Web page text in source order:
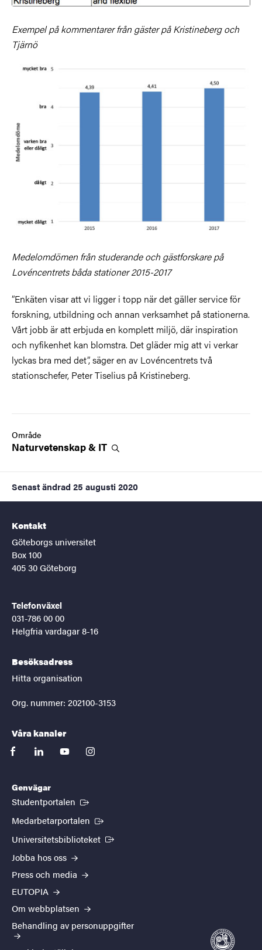
Exempel på kommentarer från gäster på Kristineberg och
Tjärnö
Medelomdömen från studerande och gästforskare på
Lovéncentrets båda stationer 2015-2017
”Enkäten visar att vi ligger i topp när det gäller service för
forskning, utbildning och annan verksamhet på stationerna.
Vårt jobb är att erbjuda en komplett miljö, där inspiration
och nyfikenhet kan blomstra. Det gläder mig att vi verkar
lyckas bra med det”, säger en av Lovéncentrets två
stationschefer, Peter Tiselius på Kristineberg.
Område
Naturvetenskap & IT
Senast ändrad 25 augusti 2020
Kontakt
Göteborgs universitet
Box 100
405 30 Göteborg
Telefonväxel
031-786 00 00
Helgfria vardagar 8-16
Besöksadress
Hitta organisation
Org. nummer: 202100-3153
Våra kanaler
facebooklinkedinyoutubeinstagram
Genvägar
Studentportalen (Extern länk)
Medarbetarportalen (Extern länk)
Universitetsbiblioteket (Extern länk)
Jobba hos oss
Press och media
EUTOPIA
Om webbplatsen
Behandling av personuppgifter